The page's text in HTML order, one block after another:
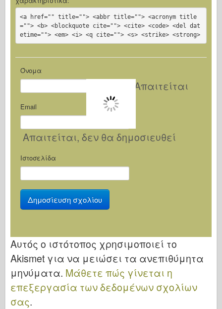
<a href="" title=""> <abbr title=""> <acronym title
=""> <b> <blockquote cite=""> <cite> <code> <del dat
etime=""> <em> <i> <q cite=""> <s> <strike> <strong>
Όνομα
Απαιτείται
Email
Απαιτείται, δεν θα δημοσιευθεί
Ιστοσελίδα
Αυτός ο ιστότοπος χρησιμοποιεί το
Akismet για να μειώσει τα ανεπιθύμητα
μηνύματα. Μάθετε πώς γίνεται η
επεξεργασία των δεδομένων σχολίων
σας.